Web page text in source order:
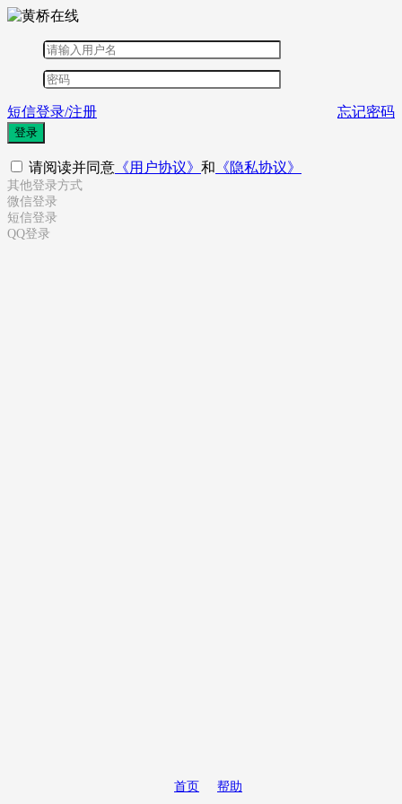
短信登录/注册 忘记密码
登录
请阅读并同意 《用户协议》 和 《隐私协议》
其他登录方式
微信登录
短信登录
QQ登录
首页 帮助